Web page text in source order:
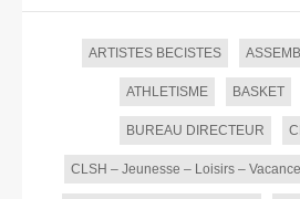
ARTISTES BECISTES
ATHLETISME BASKET
BUREAU DIRECTEUR
CLSH – Jeunesse – Loisirs –